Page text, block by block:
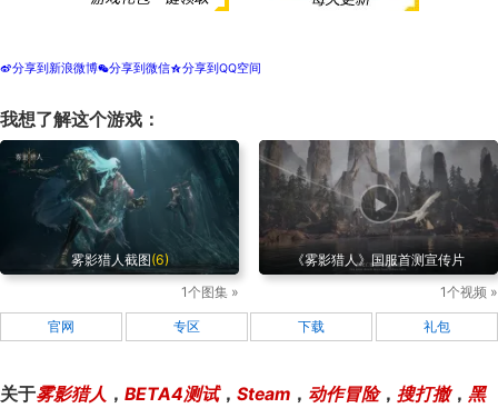
t分享到新浪微博w分享到微信z分享到QQ空间
我想了解这个游戏：
雾影猎人截图(6)
1个图集 »
《雾影猎人》国服首测宣传片
1个视频 »
官网 专区 下载 礼包
关于雾影猎人 ， BETA4测试， Steam ， 动作冒险， 搜打撤， 黑